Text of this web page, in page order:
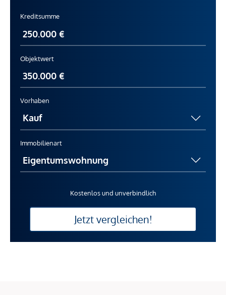
Kreditsumme
Objektwert
Vorhaben
Immobilienart
Kostenlos und unverbindlich
Jetzt vergleichen!